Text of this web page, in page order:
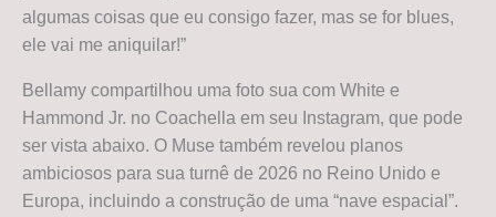
algumas coisas que eu consigo fazer, mas se for blues,
ele vai me aniquilar!”
Bellamy compartilhou uma foto sua com White e
Hammond Jr. no Coachella em seu Instagram, que pode
ser vista abaixo. O Muse também revelou planos
ambiciosos para sua turnê de 2026 no Reino Unido e
Europa, incluindo a construção de uma “nave espacial”.